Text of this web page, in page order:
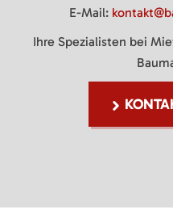
E-Mail:
Ihre Spezialisten bei